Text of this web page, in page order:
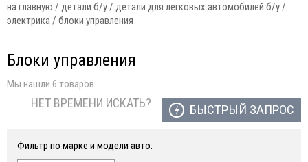
на главную / детали б/у/ детали для легковых автомобилей б/у/
электрика/ блоки управления
Блоки управления
Мы нашли 6 товаров
НЕТ ВРЕМЕНИ ИСКАТЬ? БЫСТРЫЙ ЗАПРОС
Фильтр по марке и модели авто: